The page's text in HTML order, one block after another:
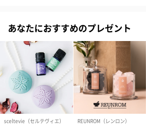
ッセンシャルオイルブレンドは、深くて甘い
の香りで魅了し、あなたを古代タイの水祭
はちみつ色をしたジャスミンアブソリュート
のイランイランのフレッシュな花の香りが
り重なります。
ジャスミンアブソリュート
あなたにおすすめのプレゼント